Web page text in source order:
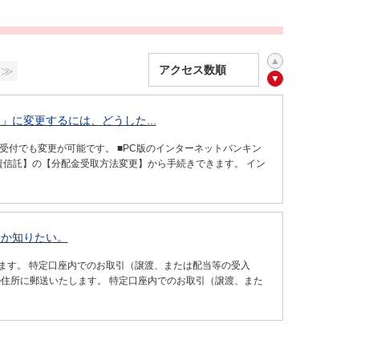
≫
に変更するには、どうした...
付でも変更が可能です。 ■PC版のインターネットバンキン
託】の【分配金受取方法変更】から手続きできます。 イン
知りたい。
。 特定口座内でのお取引（譲渡、または配当等の受入
所に郵送いたします。 特定口座内でのお取引（譲渡、また